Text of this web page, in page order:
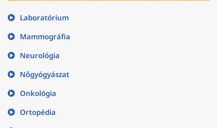
Laboratórium
Mammográfia
Neurológia
Nőgyógyászat
Onkológia
Ortopédia